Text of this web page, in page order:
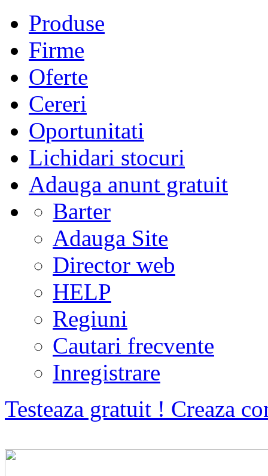
Produse
Firme
Oferte
Cereri
Oportunitati
Lichidari stocuri
Adauga anunt gratuit
Barter
Adauga Site
Director web
HELP
Regiuni
Cautari frecvente
Inregistrare
Testeaza gratuit ! Creaza